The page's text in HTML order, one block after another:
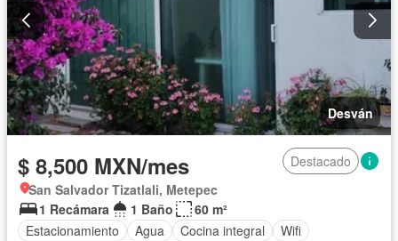
Desván
$ 8,500 MXN/mes
Destacado
San Salvador Tizatlali, Metepec
1 Recámara
1 Baño
60 m²
Estacionamiento
Agua Cocina integral
Wifi